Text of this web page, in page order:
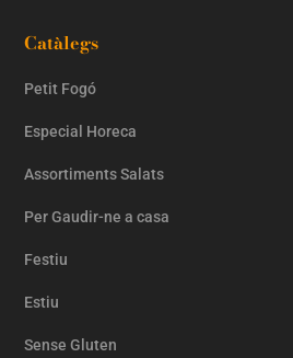
Catàlegs
Petit Fogó
Especial Horeca
Assortiments Salats
Per Gaudir-ne a casa
Festiu
Estiu
Sense Gluten